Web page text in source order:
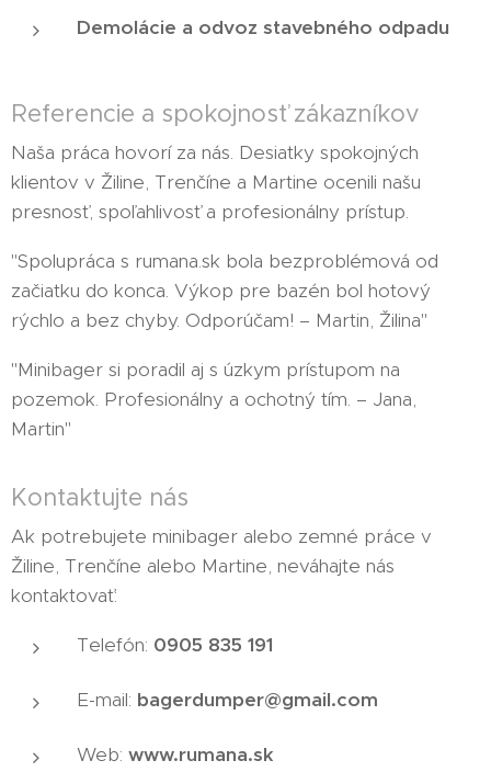
Demolácie a odvoz stavebného odpadu
Referencie a spokojnosť zákazníkov
Naša práca hovorí za nás. Desiatky spokojných
klientov v Žiline, Trenčíne a Martine ocenili našu
presnosť, spoľahlivosť a profesionálny prístup.
"Spolupráca s rumana.sk bola bezproblémová od
začiatku do konca. Výkop pre bazén bol hotový
rýchlo a bez chyby. Odporúčam! – Martin, Žilina"
"Minibager si poradil aj s úzkym prístupom na
pozemok. Profesionálny a ochotný tím. – Jana,
Martin"
Kontaktujte nás
Ak potrebujete minibager alebo zemné práce v
Žiline, Trenčíne alebo Martine, neváhajte nás
kontaktovať:
Telefón: 0905 835 191
E-mail: bagerdumper@gmail.com
Web: www.rumana.sk